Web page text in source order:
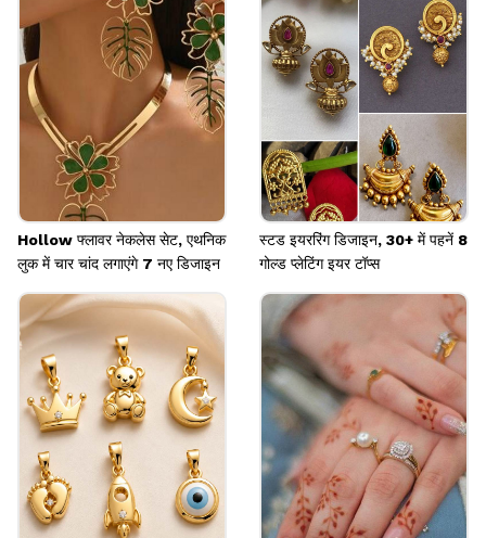
Image credits: pinterest
Hollow फ्लावर नेकलेस सेट, एथनिक
लुक में चार चांद लगाएंगे 7 नए डिजाइन
स्टड इयररिंग डिजाइन, 30+ में पहनें 8
गोल्ड प्लेटिंग इयर टॉप्स